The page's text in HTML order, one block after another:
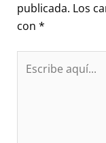
publicada. Los
con *
aquí...